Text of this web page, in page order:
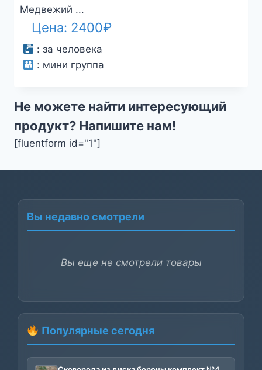
Медвежий ...
Цена: 2400₽
: за человека
: мини группа
Не можете найти интересующий
продукт? Напишите нам!
[fluentform id="1"]
Вы недавно смотрели
Вы еще не смотрели товары
Популярные сегодня